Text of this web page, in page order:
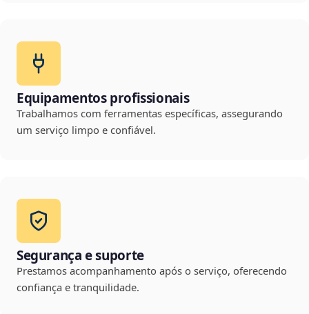
Equipamentos profissionais
Trabalhamos com ferramentas específicas, assegurando
um serviço limpo e confiável.
Segurança e suporte
Prestamos acompanhamento após o serviço, oferecendo
confiança e tranquilidade.